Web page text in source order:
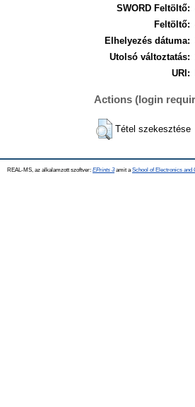
SWORD Feltöltő:
Feltöltő:
Elhelyezés dátuma:
Utolsó változtatás:
URI:
Actions (login
Tétel szekesztése
REAL-MS, az alkalamzott szoftver: EPrints 3amit a School of Electronics and